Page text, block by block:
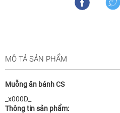
MÔ TẢ SẢN PHẨM
Muỗng ăn bánh CS
_x000D_
Thông tin sản phẩm: